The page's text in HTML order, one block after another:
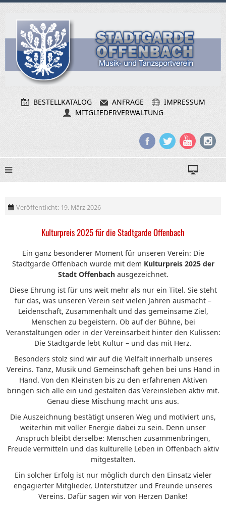
BESTELLKATALOG ANFRAGE
IMPRESSUM
MITGLIEDERVERWALTUNG
Veröffentlicht: 19. März 2026
Kulturpreis 2025 für die Stadtgarde Offenbach
Ein ganz besonderer Moment für unseren Verein: Die
Stadtgarde Offenbach wurde mit dem Kulturpreis 2025 der
Stadt Offenbachausgezeichnet.
Diese Ehrung ist für uns weit mehr als nur ein Titel. Sie steht
für das, was unseren Verein seit vielen Jahren ausmacht –
Leidenschaft, Zusammenhalt und das gemeinsame Ziel,
Menschen zu begeistern. Ob auf der Bühne, bei
Veranstaltungen oder in der Vereinsarbeit hinter den Kulissen:
Die Stadtgarde lebt Kultur – und das mit Herz.
Besonders stolz sind wir auf die Vielfalt innerhalb unseres
Vereins. Tanz, Musik und Gemeinschaft gehen bei uns Hand in
Hand. Von den Kleinsten bis zu den erfahrenen Aktiven
bringen sich alle ein und gestalten das Vereinsleben aktiv mit.
Genau diese Mischung macht uns aus.
Die Auszeichnung bestätigt unseren Weg und motiviert uns,
weiterhin mit voller Energie dabei zu sein. Denn unser
Anspruch bleibt derselbe: Menschen zusammenbringen,
Freude vermitteln und das kulturelle Leben in Offenbach aktiv
mitgestalten.
Ein solcher Erfolg ist nur möglich durch den Einsatz vieler
engagierter Mitglieder, Unterstützer und Freunde unseres
Vereins. Dafür sagen wir von Herzen Danke!